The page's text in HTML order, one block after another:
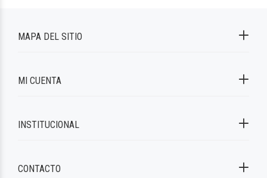
MAPA DEL SITIO
MI CUENTA
INSTITUCIONAL
CONTACTO